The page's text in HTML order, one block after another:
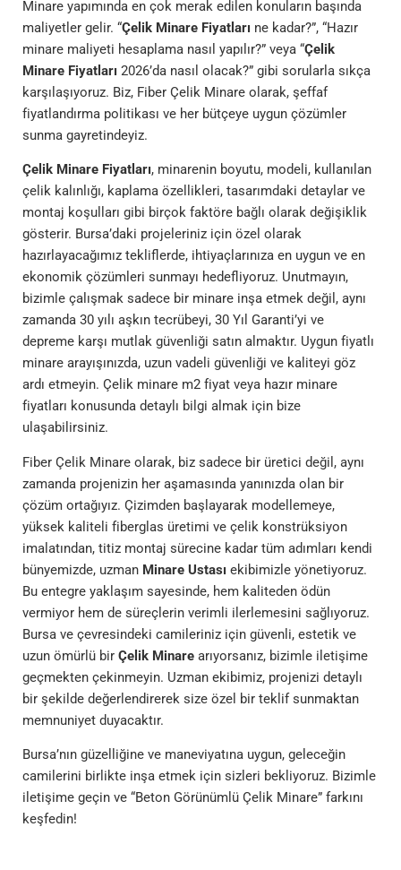
Minare yapımında en çok merak edilen konuların başında
maliyetler gelir. “Çelik Minare Fiyatları ne kadar?”, “Hazır
minare maliyeti hesaplama nasıl yapılır?” veya “Çelik
Minare Fiyatları 2026’da nasıl olacak?” gibi sorularla sıkça
karşılaşıyoruz. Biz, Fiber Çelik Minare olarak, şeffaf
fiyatlandırma politikası ve her bütçeye uygun çözümler
sunma gayretindeyiz.
Çelik Minare Fiyatları, minarenin boyutu, modeli, kullanılan
çelik kalınlığı, kaplama özellikleri, tasarımdaki detaylar ve
montaj koşulları gibi birçok faktöre bağlı olarak değişiklik
gösterir. Bursa’daki projeleriniz için özel olarak
hazırlayacağımız tekliflerde, ihtiyaçlarınıza en uygun ve en
ekonomik çözümleri sunmayı hedefliyoruz. Unutmayın,
bizimle çalışmak sadece bir minare inşa etmek değil, aynı
zamanda 30 yılı aşkın tecrübeyi, 30 Yıl Garanti’yi ve
depreme karşı mutlak güvenliği satın almaktır. Uygun fiyatlı
minare arayışınızda, uzun vadeli güvenliği ve kaliteyi göz
ardı etmeyin. Çelik minare m2 fiyat veya hazır minare
fiyatları konusunda detaylı bilgi almak için bize
ulaşabilirsiniz.
Fiber Çelik Minare olarak, biz sadece bir üretici değil, aynı
zamanda projenizin her aşamasında yanınızda olan bir
çözüm ortağıyız. Çizimden başlayarak modellemeye,
yüksek kaliteli fiberglas üretimi ve çelik konstrüksiyon
imalatından, titiz montaj sürecine kadar tüm adımları kendi
bünyemizde, uzman Minare Ustası ekibimizle yönetiyoruz.
Bu entegre yaklaşım sayesinde, hem kaliteden ödün
vermiyor hem de süreçlerin verimli ilerlemesini sağlıyoruz.
Bursa ve çevresindeki camileriniz için güvenli, estetik ve
uzun ömürlü bir Çelik Minare arıyorsanız, bizimle iletişime
geçmekten çekinmeyin. Uzman ekibimiz, projenizi detaylı
bir şekilde değerlendirerek size özel bir teklif sunmaktan
memnuniyet duyacaktır.
Bursa’nın güzelliğine ve maneviyatına uygun, geleceğin
camilerini birlikte inşa etmek için sizleri bekliyoruz. Bizimle
iletişime geçin ve “Beton Görünümlü Çelik Minare” farkını
keşfedin!